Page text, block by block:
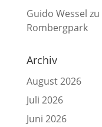
Guido Wessel zu
Rombergpark
Archiv
August 2026
Juli 2026
Juni 2026